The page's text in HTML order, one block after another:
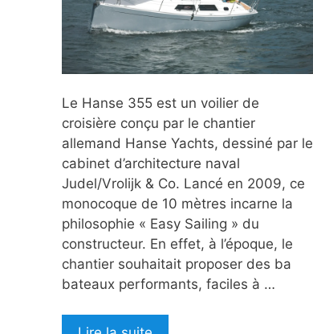
Le Hanse 355 est un voilier de
croisière conçu par le chantier
allemand Hanse Yachts, dessiné par le
cabinet d’architecture naval
Judel/Vrolijk & Co. Lancé en 2009, ce
monocoque de 10 mètres incarne la
philosophie « Easy Sailing » du
constructeur. En effet, à l’époque, le
chantier souhaitait proposer des ba
bateaux performants, faciles à …